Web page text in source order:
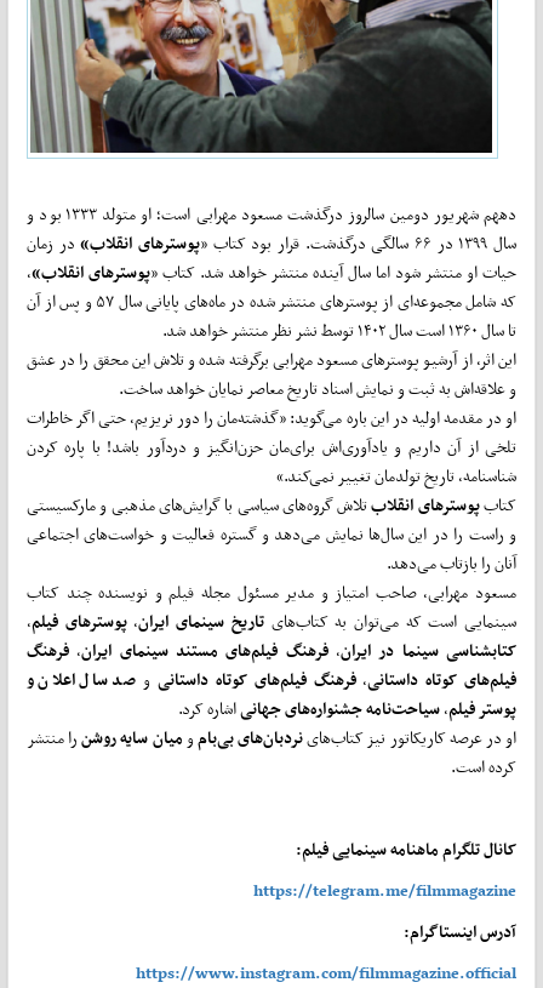
دههم شهریور دومین سالروز درگذشت مسعود مهرابی است؛ او متولد ۱۳۳۳ بود و
سال ۱۳۹۹ در ۶۶ سالگی درگذشت. قرار بود کتاب «
پوسترهای انقلاب»در زمان
حیات او منتشر شود اما سال آینده منتشر خواهد شد. کتاب «پوسترهایانقلاب»،
که شامل مجموعه‌ای از پوسترهای منتشر شده در ماه‌های پایانی سال ۵۷ و پس از آن
تا سال ۱۳۶۰ است سال ۱۴۰۲ توسط نشر نظر منتشر خواهد شد.
این اثر، از آرشیو پوسترهای مسعود مهرابی برگرفته شده و تلاش این محقق را در عشق
و علاقه‌اش به ثبت و نمایش اسناد تاریخ معاصر نمایان خواهد ساخت.
او در مقدمه اولیه در این باره می‌گوید: «گذشته‌مان را دور نریزیم، حتی اگر خاطرات
تلخی از آن داریم و یادآوری‌اش برای‌مان حزن‌انگیز و دردآور باشد! با پاره کردن
شناسنامه، تاریخ تولدمان تغییر نمی‌کند.»
کتابپوسترهایانقلابتلاش گروه‌های سیاسی با گرایش‌های مذهبی و مارکسیستی
و راست را در این سال‌ها نمایش می‌دهد و گستره فعالیت و خواست‌های اجتماعی
آنان را بازتاب می‌دهد.
مسعود مهرابی، صاحب امتیاز و مدیر مسئول مجله فیلم و نویسنده چند کتاب
سینمایی است که می‌توان به کتاب‌های تاریخ سینمای ایران، پوسترهای فیلم،
کتابشناسی سینما در ایران، فرهنگ فیلم‌های مستند سینمای ایران، فرهنگ
فیلم‌های کوتاه داستانی، فرهنگ فیلم‌های کوتاه داستانیو صد سال اعلان و
پوستر فیلم،سیاحت‌نامه جشنواره‌های جهانیاشاره کرد.
او در عرصه کاریکاتور نیز کتاب‌هاینردبان‌های بی‌بامومیان سایه روشنرا منتشر
کرده است.
کانال تلگرام ماهنامه سینمایی فیلم:
https://telegram.me/filmmagazine
آدرس اینستاگرام:
https://www.instagram.com/filmmagazine.official